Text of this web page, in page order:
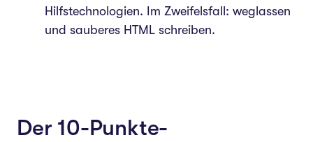
Hilfstechnologien. Im Zweifelsfall: weglassen
und sauberes HTML schreiben.
Der 10-Punkte-